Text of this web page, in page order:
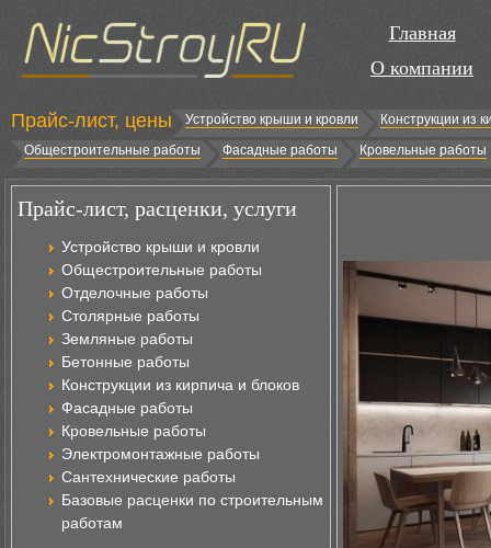
Главная
О компании
Прайс-лист, цены Устройство крыши и кровли
Конструкции из
Общестроительные работы
Фасадные работы Кровельные работы
Прайс-лист, расценки, услуги
Устройство крыши и кровли
Общестроительные работы
Отделочные работы
Столярные работы
Земляные работы
Бетонные работы
Конструкции из кирпича и блоков
Фасадные работы
Кровельные работы
Электромонтажные работы
Сантехнические работы
Базовые расценки по строительным
работам